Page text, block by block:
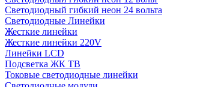
Светодиодный гибкий неон 24 вольта
Светодиодные Линейки
Жесткие линейки
Жесткие линейки 220V
Линейки LCD
Подсветка ЖК ТВ
Токовые светодиодные линейки